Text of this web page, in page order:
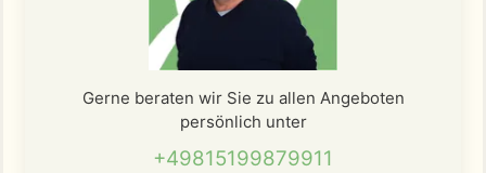
Gerne beraten wir Sie zu allen Angeboten
persönlich unter
+49815199879911